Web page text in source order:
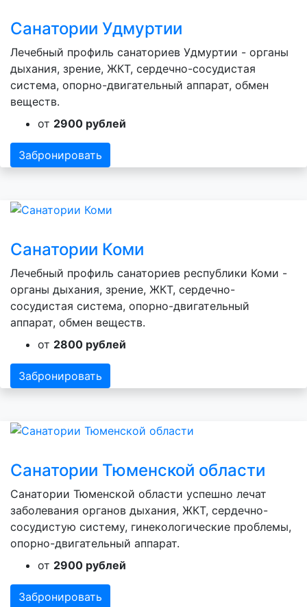
Санатории Удмуртии
Лечебный профиль санаториев Удмуртии - органы
дыхания, зрение, ЖКТ, сердечно-сосудистая
система, опорно-двигательный аппарат, обмен
веществ.
от 2900 рублей
Забронировать
Санатории Коми
Лечебный профиль санаториев республики Коми -
органы дыхания, зрение, ЖКТ, сердечно-
сосудистая система, опорно-двигательный
аппарат, обмен веществ.
от 2800 рублей
Забронировать
Санатории Тюменской области
Санатории Тюменской области успешно лечат
заболевания органов дыхания, ЖКТ, сердечно-
сосудистую систему, гинекологические проблемы,
опорно-двигательный аппарат.
от 2900 рублей
Забронировать